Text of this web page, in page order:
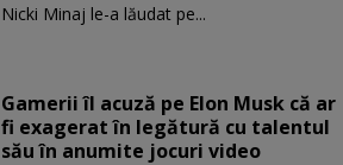
Nicki Minaj le-a lăudat pe...
Gamerii îl acuză pe Elon Musk că ar
fi exagerat în legătură cu talentul
său în anumite jocuri video